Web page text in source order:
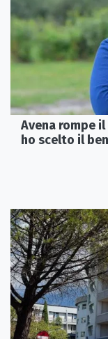
Avena rompe
ho scelto il